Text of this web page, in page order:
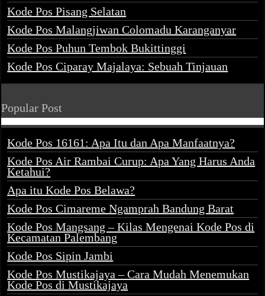
Kode Pos Pisang Selatan
Kode Pos Malangjiwan Colomadu Karanganyar
Kode Pos Puhun Tembok Bukittinggi
Kode Pos Ciparay Majalaya: Sebuah Tinjauan
Popular Post
Kode Pos 16161: Apa Itu dan Apa Manfaatnya?
Kode Pos Air Rambai Curup: Apa Yang Harus Anda
Ketahui?
Apa itu Kode Pos Belawa?
Kode Pos Cimareme Ngamprah Bandung Barat
Kode Pos Mangsang – Kilas Mengenai Kode Pos di
Kecamatan Palembang
Kode Pos Sipin Jambi
Kode Pos Mustikajaya – Cara Mudah Menemukan
Kode Pos di Mustikajaya